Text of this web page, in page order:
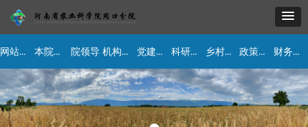
网站首页 本院简介 院领导 机构设置 党建工作 科研工作 乡村振兴 政策法规 财务公开